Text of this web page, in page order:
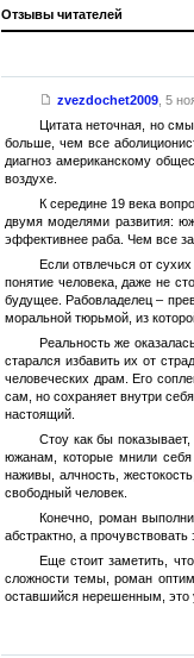
Отзывы читателей
zvezdochet2009, 5
Цитата неточная, но
больше, чем все
диагноз американскому
воздухе.
К середине 19 века
двумя моделями развития:
эффективнее раба. Чем все
Если отвлечься от
понятие человека, даже не
будущее. Рабовладелец –
моральной тюрьмой, из
Реальность же
старался избавить их от
человеческих драм. Его
сам, но сохраняет внутри
настоящий.
Стоу как бы
южанам, которые мнили себя
наживы, алчность,
свободный человек.
Конечно, роман
абстрактно, а
Еще стоит заметить,
сложности темы, роман
оставшийся нерешенным, это